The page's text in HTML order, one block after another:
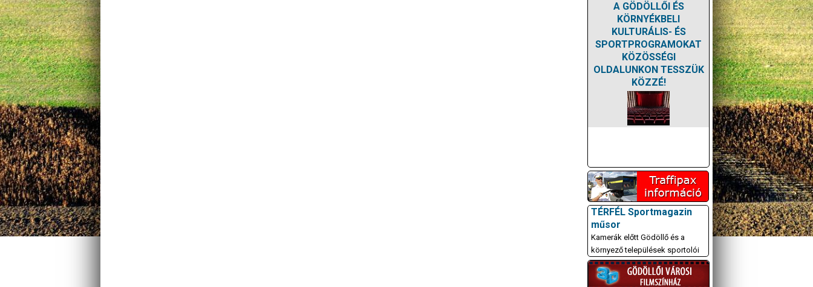
A GÖDÖLLŐI ÉS
KÖRNYÉKBELI
KULTURÁLIS- ÉS
SPORTPROGRAMOKAT
KÖZÖSSÉGI
OLDALUNKON TESSZÜK
KÖZZÉ!
TÉRFÉL Sportmagazin
műsor
Kamerák előtt Gödöllő és a
környező települések sportolói